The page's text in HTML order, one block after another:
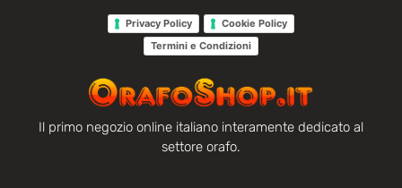
Privacy Policy
Cookie Policy
Termini e Condizioni
Il primo negozio online italiano interamente dedicato al
settore orafo.